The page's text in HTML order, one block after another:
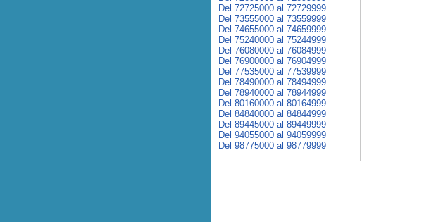
Del 72725000 al 72729999
Del 73555000 al 73559999
Del 74655000 al 74659999
Del 75240000 al 75244999
Del 76080000 al 76084999
Del 76900000 al 76904999
Del 77535000 al 77539999
Del 78490000 al 78494999
Del 78940000 al 78944999
Del 80160000 al 80164999
Del 84840000 al 84844999
Del 89445000 al 89449999
Del 94055000 al 94059999
Del 98775000 al 98779999